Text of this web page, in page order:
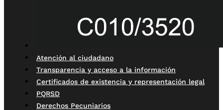
Atención al ciudadano
Transparencia y acceso a la información
Certificados de existencia y representación legal
PQRSD
Derechos Pecuniarios